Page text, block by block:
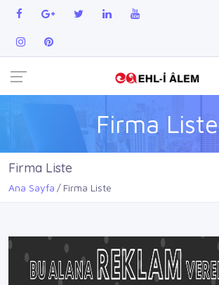
Firma Liste
Firma Liste
Ana Sayfa Firma Liste